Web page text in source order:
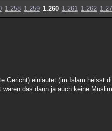
1.258 1.259 1.260 1.261 1.262
Gericht) einläutet (im Islam heisst
das dann ja auch keine